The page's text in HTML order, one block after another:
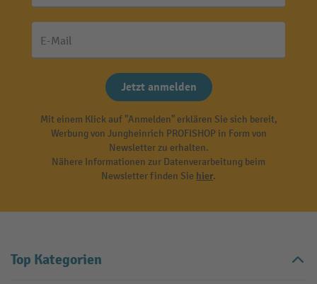
E-Mail
Jetzt anmelden
Mit einem Klick auf "Anmelden" erklären Sie sich bereit,
Werbung von Jungheinrich PROFISHOP in Form von
Newsletter zu erhalten.
Nähere Informationen zur Datenverarbeitung beim
Newsletter finden Sie hier.
Top Kategorien